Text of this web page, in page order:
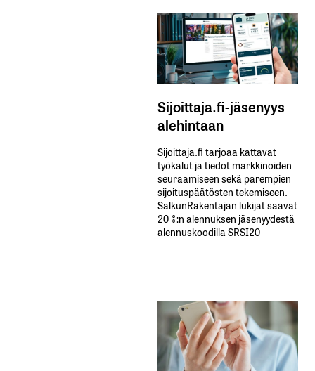
Sijoittaja.fi-jäsenyys
alehintaan
Sijoittaja.fi tarjoaa kattavat
työkalut ja tiedot markkinoiden
seuraamiseen sekä parempien
sijoituspäätösten tekemiseen.
SalkunRakentajan lukijat saavat
20 %:n alennuksen jäsenyydestä
alennuskoodilla SRSI20